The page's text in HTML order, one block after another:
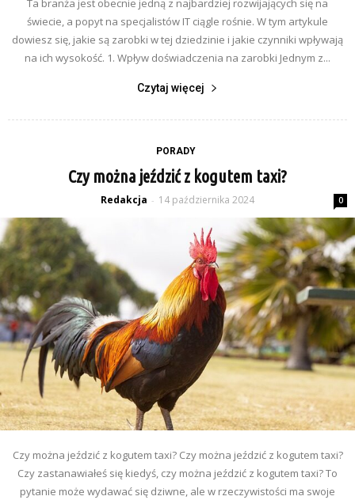
Ta branża jest obecnie jedną z najbardziej rozwijających się na
świecie, a popyt na specjalistów IT ciągle rośnie. W tym artykule
dowiesz się, jakie są zarobki w tej dziedzinie i jakie czynniki wpływają
na ich wysokość. 1. Wpływ doświadczenia na zarobki Jednym z...
Czytaj więcej
PORADY
Czy można jeździć z kogutem taxi?
Redakcja - 14 października 2024 0
Czy można jeździć z kogutem taxi? Czy można jeździć z kogutem taxi?
Czy zastanawiałeś się kiedyś, czy można jeździć z kogutem taxi? To
pytanie może wydawać się dziwne, ale w rzeczywistości ma swoje